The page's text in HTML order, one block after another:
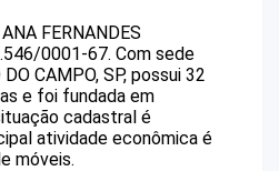
ANA FERNANDES
0001-67. Com sede
CAMPO, SP, possui 32
e foi fundada em
cadastral é
atividade econômica é
móveis.